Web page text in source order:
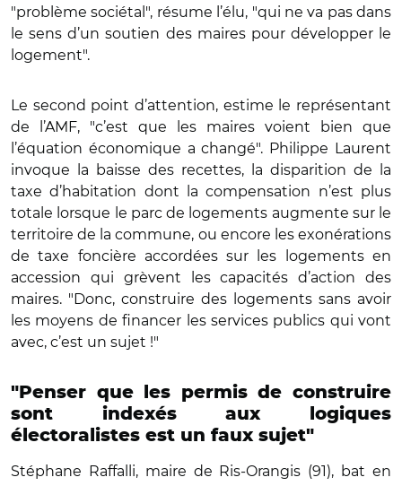
"problème sociétal", résume l’élu, "qui ne va pas dans
le sens d’un soutien des maires pour développer le
logement".
Le second point d’attention, estime le représentant
de l’AMF, "c’est que les maires voient bien que
l’équation économique a changé". Philippe Laurent
invoque la baisse des recettes, la disparition de la
taxe d’habitation dont la compensation n’est plus
totale lorsque le parc de logements augmente sur le
territoire de la commune, ou encore les exonérations
de taxe foncière accordées sur les logements en
accession qui grèvent les capacités d’action des
maires. "Donc, construire des logements sans avoir
les moyens de financer les services publics qui vont
avec, c’est un sujet !"
"Penser que les permis de construire
sont indexés aux logiques
électoralistes est un faux sujet"
Stéphane Raffalli, maire de Ris-Orangis (91), bat en